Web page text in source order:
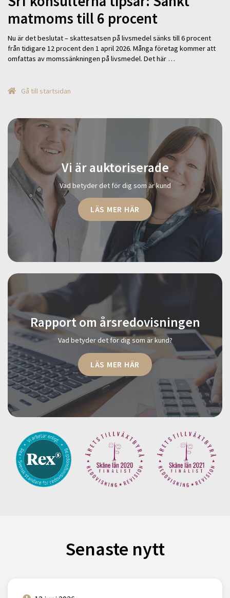
matmoms till 6 procent
Nu är det beslutat – skattesatsen på livsmedel sänks till 6 procent
från tidigare 12 procent den 1 april 2026. Många företag kommer att
omfattas av momssänkningen på livsmedel. Det här …
Gå till startsidan
Vi är auktoriserade
Vad betyder det för dig som är kund
LÄS MER HÄR
Rapport om årsredovisningen
Vad betyder det för dig som är kund?
LÄS MER HÄR
Senaste nytt